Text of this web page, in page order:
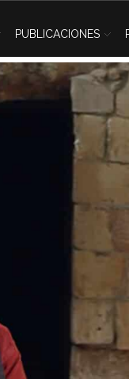
PUBLICACIONES